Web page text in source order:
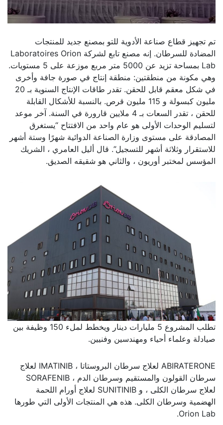
تم تجهيز قطاع صناعة الأدوية للتو بمصنع جديد للمنتجات
المضادة للسرطان. إنه مصنع تابع لشركة Laboratoires Orion
Lab بمساحة تزيد عن 5000 متر مربع موزعة على 5 مستويات.
وهي مكونة من منطقتين: منطقة إنتاج في صورة جافة وأخرى
في شكل معقم قابل للحقن. تقدر طاقات الإنتاج السنوية بـ 20
مليون كبسولة و 115 مليون قرص. بالنسبة للأشكال القابلة
للحقن ، تقدر السعات بـ 4 ملايين قارورة في السنة. آخر موعد
لتسليم الوحدات الأولى هو عام واحد من الافتتاح “يستغرق
المصادقة على مستوى وزارة الصناعة الدوائية شهرًا وستة أشهر
للاستقرار وثلاثة أشهر للتسجيل”. قال أليل العامري ، الشريك
المؤسس لمختبر أوريون ، والثاني هو شقيقه الصديق.
تطلب المشروع 5 مليارات دينار ويخطط لملء 150 وظيفة بين
صيادلة وعلماء أحياء ومهندسين وفنيين.
ABIRATERONE لعلاج سرطان البروستاتا ، IMATINIB لعلاج
سرطان القولون والمستقيم وسرطان الدم ، SORAFENIB
لعلاج سرطان الكلى ، و SUNITINIB لعلاج أورام اللحمة
الهضمية وسرطان الكلى. هذه هي المنتجات الأولى التي طورها
Orion Lab.